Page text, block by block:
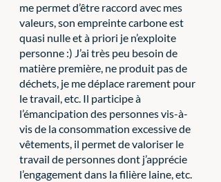
me permet d’être raccord avec mes
valeurs, son empreinte carbone est
quasi nulle et à priori je n’exploite
personne :) J’ai très peu besoin de
matière première, ne produit pas de
déchets, je me déplace rarement pour
le travail, etc. Il participe à
l’émancipation des personnes vis-à-
vis de la consommation excessive de
vêtements, il permet de valoriser le
travail de personnes dont j’apprécie
l’engagement dans la filière laine, etc.